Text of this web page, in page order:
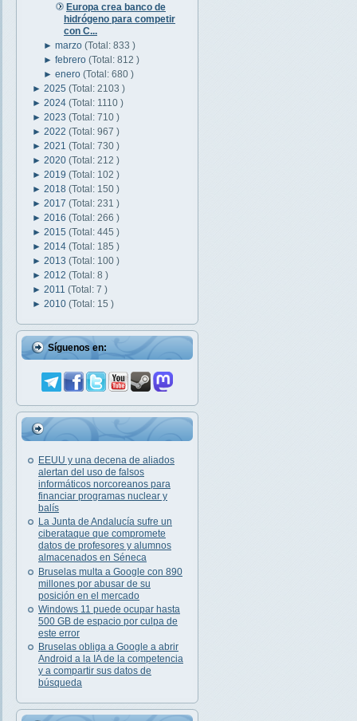
Europa crea banco de
hidrógeno para competir
con C...
►marzo(Total: 833 )
►febrero(Total: 812 )
►enero(Total: 680 )
► 2025 (Total: 2103 )
► 2024 (Total: 1110 )
► 2023 (Total: 710 )
► 2022 (Total: 967 )
► 2021 (Total: 730 )
► 2020 (Total: 212 )
► 2019 (Total: 102 )
► 2018 (Total: 150 )
► 2017 (Total: 231 )
► 2016 (Total: 266 )
► 2015 (Total: 445 )
► 2014 (Total: 185 )
► 2013 (Total: 100 )
► 2012 (Total: 8 )
► 2011 (Total: 7 )
► 2010 (Total: 15 )
Síguenos en:
EEUU y una decena de aliados
alertan del uso de falsos
informáticos norcoreanos para
financiar programas nuclear y
balís
La Junta de Andalucía sufre un
ciberataque que compromete
datos de profesores y alumnos
almacenados en Séneca
Bruselas multa a Google con 890
millones por abusar de su
posición en el mercado
Windows 11 puede ocupar hasta
500 GB de espacio por culpa de
este error
Bruselas obliga a Google a abrir
Android a la IA de la competencia
y a compartir sus datos de
búsqueda